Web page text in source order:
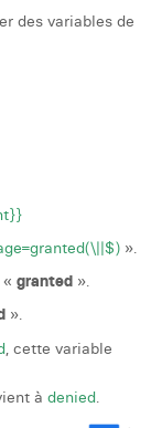
des variables de
».
granted ».
».
, cette variable
à denied.